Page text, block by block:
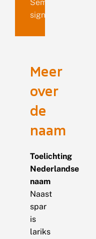
Semiothisa
signaria
Meer
over
de
naam
Toelichting
Nederlandse
naam
Naast
spar
is
lariks